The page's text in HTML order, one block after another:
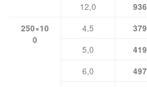
12,0
250×10
0
4,5
5,0
6,0